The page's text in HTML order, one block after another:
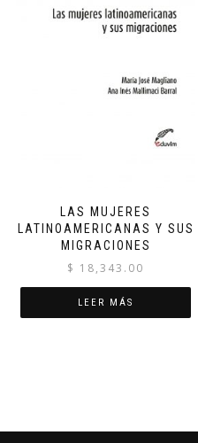
LAS MUJERES
LATINOAMERICANAS Y SUS
MIGRACIONES
$ 18,343.00
LEER MÁS